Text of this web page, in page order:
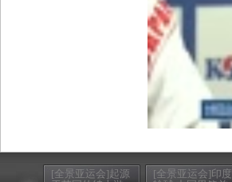
[全景亚运会]起源
[全景亚运会]印度